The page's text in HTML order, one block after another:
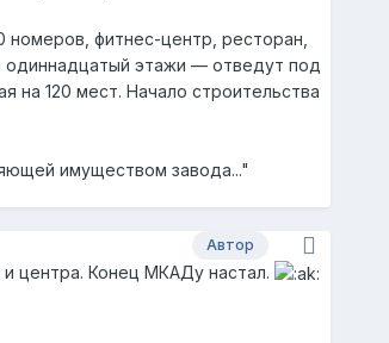
фитнес-центр, ресторан,
одиннадцатый этажи — отведут под
на 120 мест. Начало строительства
имуществом завода..."
Автор
центра. Конец МКАДу настал.